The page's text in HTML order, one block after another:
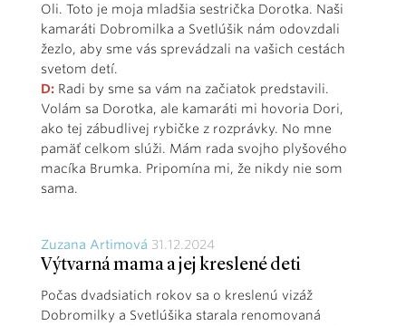
Oli. Toto je moja mladšia sestrička Dorotka. Naši
kamaráti Dobromilka a Svetlúšik nám odovzdali
žezlo, aby sme vás sprevádzali na vašich cestách
svetom detí.
D: Radi by sme sa vám na začiatok predstavili.
Volám sa Dorotka, ale kamaráti mi hovoria Dori,
ako tej zábudlivej rybičke z rozprávky. No mne
pamäť celkom slúži. Mám rada svojho plyšového
macíka Brumka. Pripomína mi, že nikdy nie som
sama.
Zuzana Artimová 31.12.2024
Výtvarná mama a jej kreslené deti
Počas dvadsiatich rokov sa o kreslenú vizáž
Dobromilky a Svetlúšika starala renomovaná